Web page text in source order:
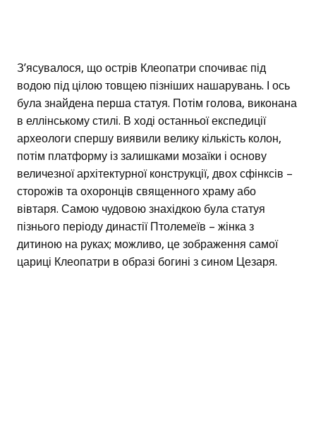
З’ясувалося, що острів Клеопатри спочиває під
водою під цілою товщею пізніших нашарувань. І ось
була знайдена перша статуя. Потім голова, виконана
в еллінському стилі. В ході останньої експедиції
археологи спершу виявили велику кількість колон,
потім платформу із залишками мозаїки і основу
величезної архітектурної конструкції, двох сфінксів –
сторожів та охоронців священного храму або
вівтаря. Самою чудовою знахідкою була статуя
пізнього періоду династії Птолемеїв – жінка з
дитиною на руках; можливо, це зображення самої
цариці Клеопатри в образі богині з сином Цезаря.